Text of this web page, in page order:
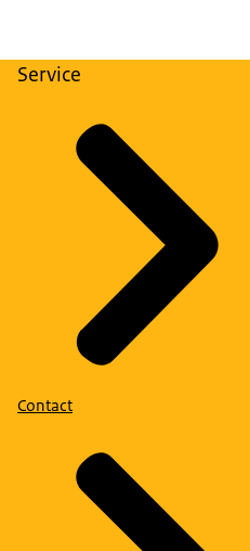
Service
Contact